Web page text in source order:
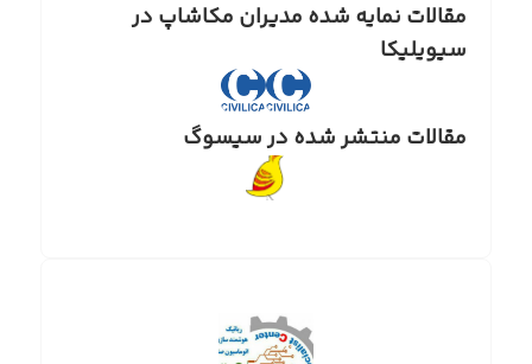
مقالات نمایه شده مدیران مکاشاپ در
سیویلیکا
مقالات منتشر شده در سیسوگ